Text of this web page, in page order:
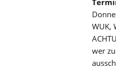
WUK,
wer